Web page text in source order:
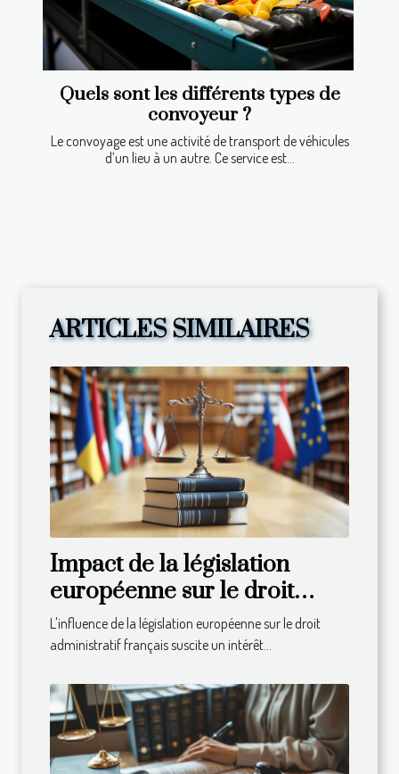
Quels sont les différents types de
convoyeur ?
Le convoyage est une activité de transport de véhicules
d’un lieu à un autre. Ce service est...
ARTICLES SIMILAIRES
Impact de la législation
européenne sur le droit
administratif français
L'influence de la législation européenne sur le droit
administratif français suscite un intérêt...